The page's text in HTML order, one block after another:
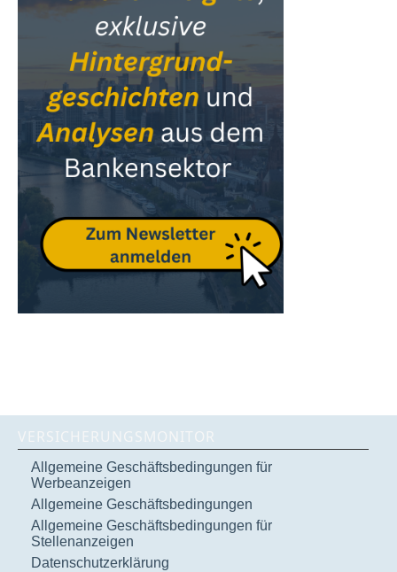
VERSICHERUNGSMONITOR
Allgemeine Geschäftsbedingungen für
Werbeanzeigen
Allgemeine Geschäftsbedingungen
Allgemeine Geschäftsbedingungen für
Stellenanzeigen
Datenschutzerklärung